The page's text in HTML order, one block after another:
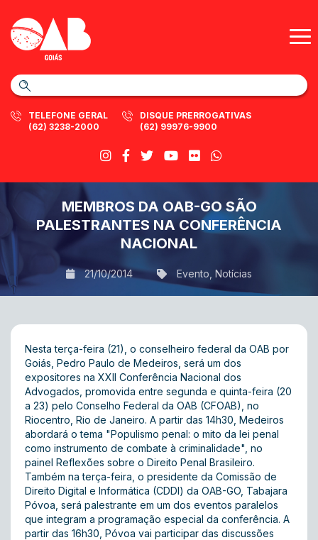
TELEFONE GERAL
(62) 3238-2000
DISQUE PRERROGATIVAS
(62) 99976-9900
MEMBROS DA OAB-GO SÃO
PALESTRANTES NA CONFERÊNCIA
NACIONAL
21/10/2014 Evento Notícias
Nesta terça-feira (21), o conselheiro federal da OAB por
Goiás, Pedro Paulo de Medeiros, será um dos
expositores na XXII Conferência Nacional dos
Advogados , promovida entre segunda e quinta-feira (20
a 23) pelo Conselho Federal da OAB (CFOAB), no
Riocentro, Rio de Janeiro. A partir das 14h30, Medeiros
abordará o tema "Populismo penal: o mito da lei penal
como instrumento de combate à criminalidade", no
painel Reflexões sobre o Direito Penal Brasileiro.
Também na terça-feira, o presidente da Comissão de
Direito Digital e Informática (CDDI) da OAB-GO, Tabajara
Póvoa, será palestrante em um dos eventos paralelos
que integram a programação especial da conferência. A
partir das 16h30, Póvoa vai participar das discussões